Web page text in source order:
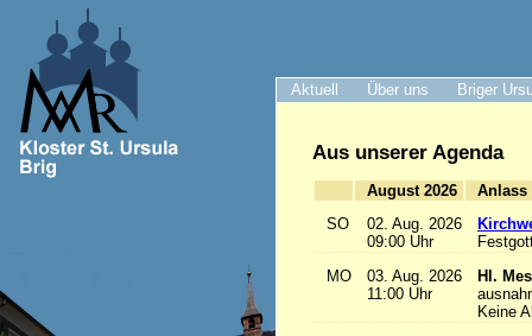
Aktuell Über uns Briger
Aus unserer Agenda
August 2026
SO
02. Aug. 2026
09:00 Uhr
MO
03. Aug. 2026
11:00 Uhr
Hl.
Keine